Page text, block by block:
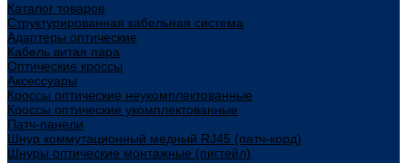
Каталог товаров
Структурированная кабельная система
Адаптеры оптические
Кабель витая пара
Оптические кроссы
Аксессуары
Кроссы оптические неукомплектованные
Кроссы оптические укомплектованные
Патч-панели
Шнур коммутационный медный RJ45 (патч-корд)
Шнуры оптические монтажные (пигтейл)